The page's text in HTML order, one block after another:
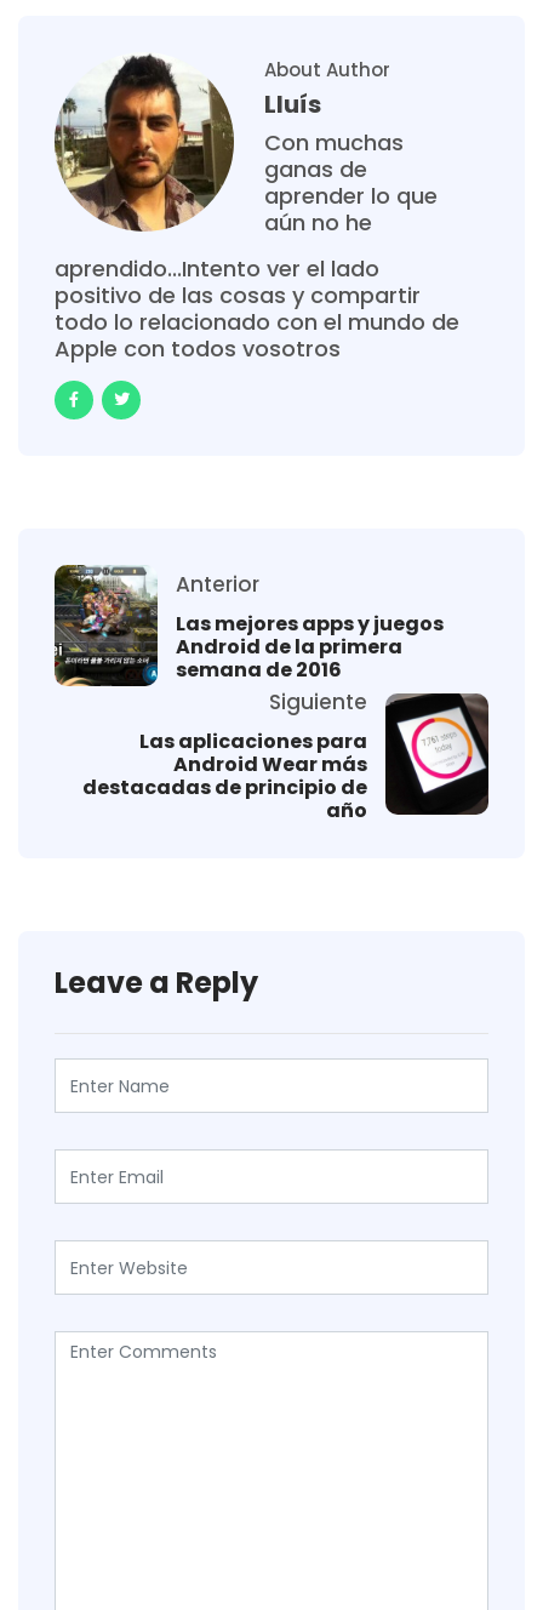
About Author
Lluís
Con muchas
ganas de
aprender lo que
aún no he
aprendido...Intento ver el lado
positivo de las cosas y compartir
todo lo relacionado con el mundo de
Apple con todos vosotros
Anterior
Las mejores apps y juegos
Android de la primera
semana de 2016
Siguiente
Las aplicaciones para
Android Wear más
destacadas de principio de
año
Leave a Reply